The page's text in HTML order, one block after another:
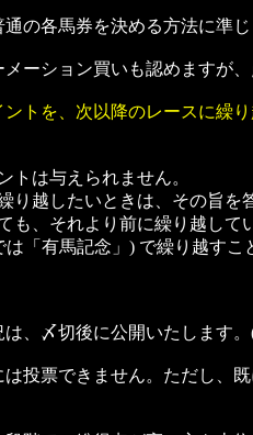
の各馬券を決める方法に準
ーション買いも認めますが
トを、次以降のレースに繰り
トは与えられません。
り越したいときは、その旨を
も、それより前に繰り越して
「有馬記念」) で繰り越すこ
、〆切後に公開いたします
投票できません。ただし、